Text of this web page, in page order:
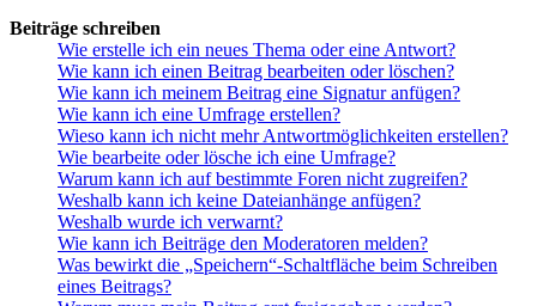
Beiträge schreiben
Wie erstelle ich ein neues Thema oder eine Antwort?
Wie kann ich einen Beitrag bearbeiten oder löschen?
Wie kann ich meinem Beitrag eine Signatur anfügen?
Wie kann ich eine Umfrage erstellen?
Wieso kann ich nicht mehr Antwortmöglichkeiten erstellen?
Wie bearbeite oder lösche ich eine Umfrage?
Warum kann ich auf bestimmte Foren nicht zugreifen?
Weshalb kann ich keine Dateianhänge anfügen?
Weshalb wurde ich verwarnt?
Wie kann ich Beiträge den Moderatoren melden?
Was bewirkt die „Speichern“-Schaltfläche beim Schreiben
eines Beitrags?